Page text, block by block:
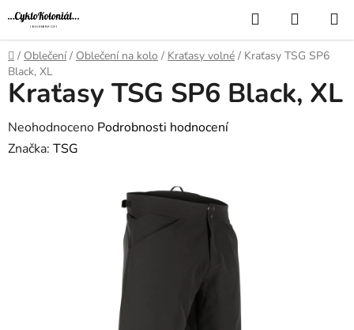
Přejít
na
obsah
Hledat
KOŠÍK
Domů
/ Oblečení / Oblečení na kolo / Kraťasy volné / Kraťasy TSG SP6
Black, XL
Kraťasy TSG SP6 Black, XL
Průměrné
hodnocení
Neohodnoceno Podrobnosti hodnocení
Značka: TSG